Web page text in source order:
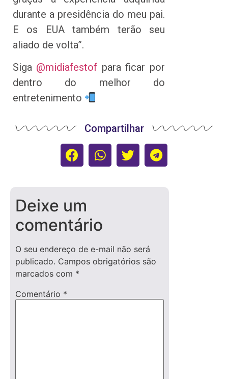
durante a presidência do meu pai.
E os EUA também terão seu
aliado de volta”.
Siga @midiafestof para ficar por
dentro do melhor do
entretenimento
Compartilhar
Deixe um
comentário
O seu endereço de e-mail não será
publicado. Campos obrigatórios são
marcados com *
Comentário *